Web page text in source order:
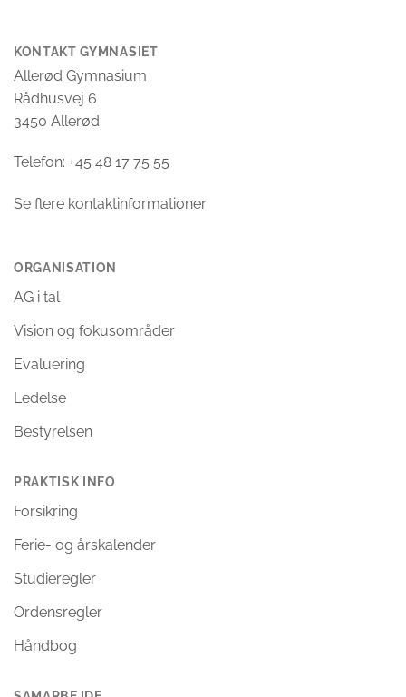
KONTAKT GYMNASIET
Allerød Gymnasium
Rådhusvej 6
3450 Allerød
Telefon: +45 48 17 75 55
Se flere kontaktinformationer
ORGANISATION
AG i tal
Vision og fokusområder
Evaluering
Ledelse
Bestyrelsen
PRAKTISK INFO
Forsikring
Ferie- og årskalender
Studieregler
Ordensregler
Håndbog